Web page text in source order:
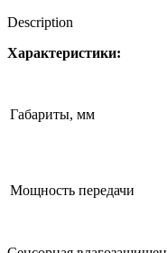
Description
Характеристики:
Габариты, мм
Мощность передачи